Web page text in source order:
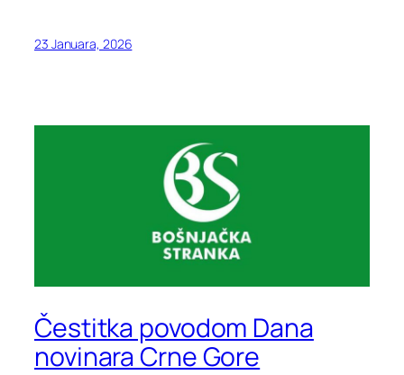
23 Januara, 2026
Čestitka povodom Dana
novinara Crne Gore